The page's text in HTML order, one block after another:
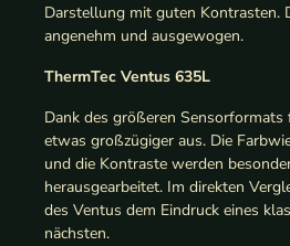
Darstellung mit guten Kontrasten.
angenehm und ausgewogen.
ThermTec Ventus 635L
Dank des größeren
etwas großzügiger aus. Die
und die Kontraste werden
herausgearbeitet. Im direkten
des Ventus dem Eindruck eines
nächsten.